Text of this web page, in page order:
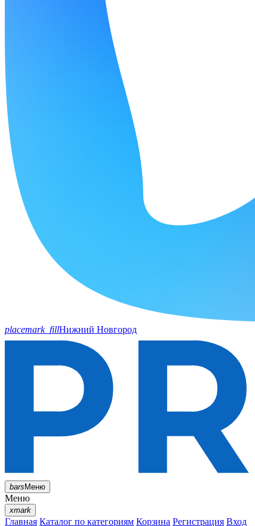
placemark_fillНижний Новгород
barsМеню
Меню
xmark
Главная Каталог по категориям Корзина Регистрация Вход